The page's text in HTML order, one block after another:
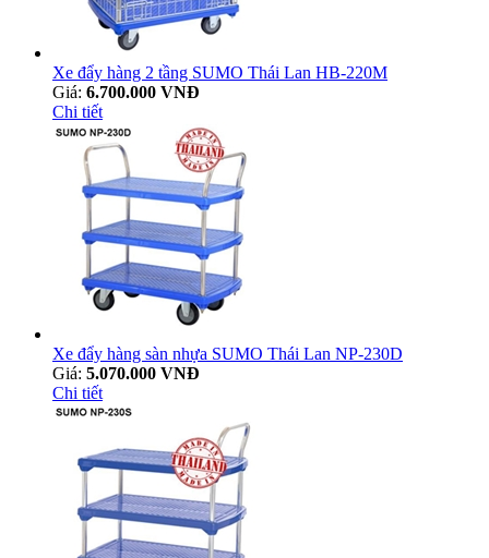
Xe đẩy hàng 2 tầng SUMO Thái Lan HB-220M
Giá: 6.700.000 VNĐ
Chi tiết
Xe đẩy hàng sàn nhựa SUMO Thái Lan NP-230D
Giá: 5.070.000 VNĐ
Chi tiết